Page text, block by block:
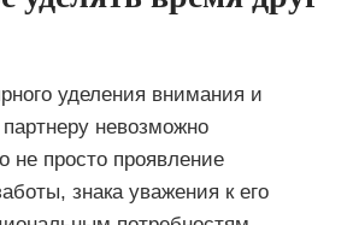
уделения внимания и
невозможно
не просто проявление
знака уважения к его